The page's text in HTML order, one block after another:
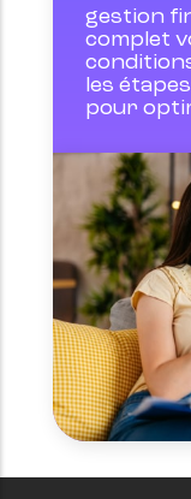
gestion
complet
les
pour